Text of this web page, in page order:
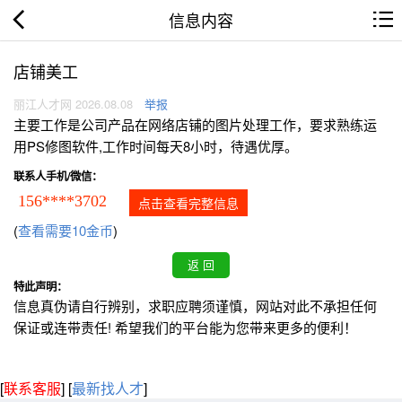
信息内容
店铺美工
丽江人才网 2026.08.08 举报
主要工作是公司产品在网络店铺的图片处理工作，要求熟练运
用PS修图软件,工作时间每天8小时，待遇优厚。
联系人手机/微信：
156****3702 点击查看完整信息
(查看需要10金币)
特此声明：
信息真伪请自行辨别，求职应聘须谨慎，网站对此不承担任何
保证或连带责任! 希望我们的平台能为您带来更多的便利！
[联系客服] [最新找人才]